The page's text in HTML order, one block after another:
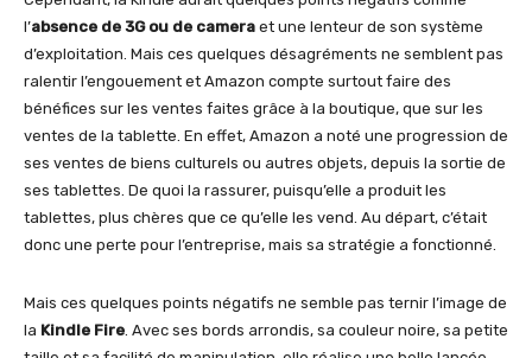
l’absence de 3G ou de camera et une lenteur de son système
d’exploitation. Mais ces quelques désagréments ne semblent pas
ralentir l’engouement et Amazon compte surtout faire des
bénéfices sur les ventes faites grâce à la boutique, que sur les
ventes de la tablette. En effet, Amazon a noté une progression de
ses ventes de biens culturels ou autres objets, depuis la sortie de
ses tablettes. De quoi la rassurer, puisqu’elle a produit les
tablettes, plus chères que ce qu’elle les vend. Au départ, c’était
donc une perte pour l’entreprise, mais sa stratégie a fonctionné.
Mais ces quelques points négatifs ne semble pas ternir l’image de
la Kindle Fire . Avec ses bords arrondis, sa couleur noire, sa petite